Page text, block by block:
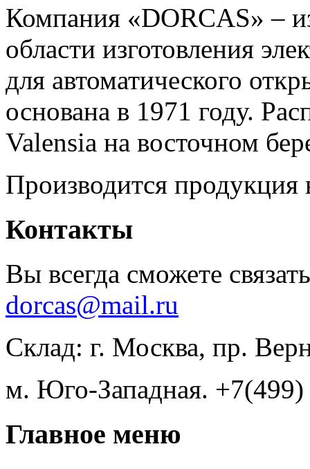
Компания «DORCAS» –
области изготовления
для автоматического
основана в 1971 году.
Valensia на восточном
Производится
Контакты
Вы всегда сможете
dorcas@mail.ru
Склад: г. Москва, пр.
м. Юго-Западная.
Главное меню